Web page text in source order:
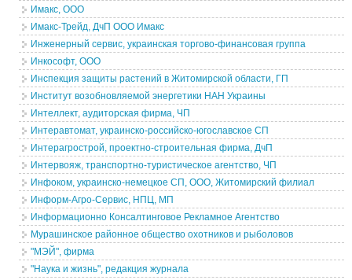
Имакс, ООО
Имакс-Трейд, ДчП ООО Имакс
Инженерный сервис, украинская торгово-финансовая группа
Инкософт, ООО
Инспекция защиты растений в Житомирской области, ГП
Институт возобновляемой энергетики НАН Украины
Интеллект, аудиторская фирма, ЧП
Интеравтомат, украинско-российско-югославское СП
Интерагрострой, проектно-строительная фирма, ДчП
Интервояж, транспортно-туристическое агентство, ЧП
Инфоком, украинско-немецкое СП, ООО, Житомирский филиал
Информ-Агро-Сервис, НПЦ, МП
Информационно Консалтинговое Рекламное Агентство
Мурашинское районное общество охотников и рыболовов
"МЭЙ", фирма
"Наука и жизнь", редакция журнала